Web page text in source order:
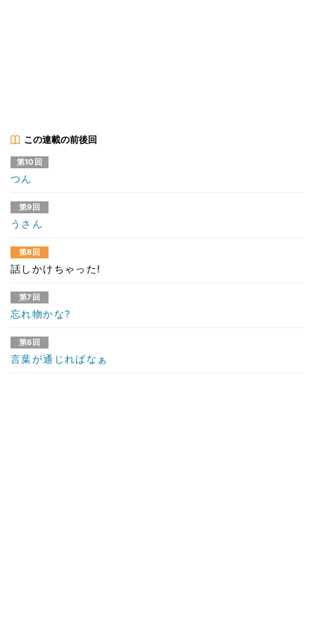
この連載の前後回
第10回
つん
第9回
うさん
第8回
話しかけちゃった!
第7回
忘れ物かな?
第6回
言葉が通じればなぁ